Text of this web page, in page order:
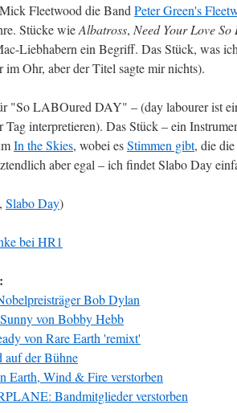
Fleetwood die Band Peter Green's
Stücke wieAlbatross, Need Your Love So
Liebhabern ein Begriff. Das Stück, was
Ohr, aber der Titel sagte mir nichts).
"So LABOured DAY" – (day labourer ist
Tag interpretieren). Das Stück – ein
In the Skies, wobei esStimmen gibt, die
aber egal – ich findet Slabo Day
Slabo Day)
bei HR1
Bob Dylan
von Bobby Hebb
von Rare Earth 'remixt'
auf der Bühne
Earth, Wind & Fire verstorben
Bandmitglieder verstorben